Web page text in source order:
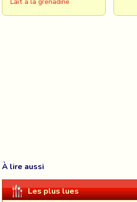
À lire aussi
Les plus lues